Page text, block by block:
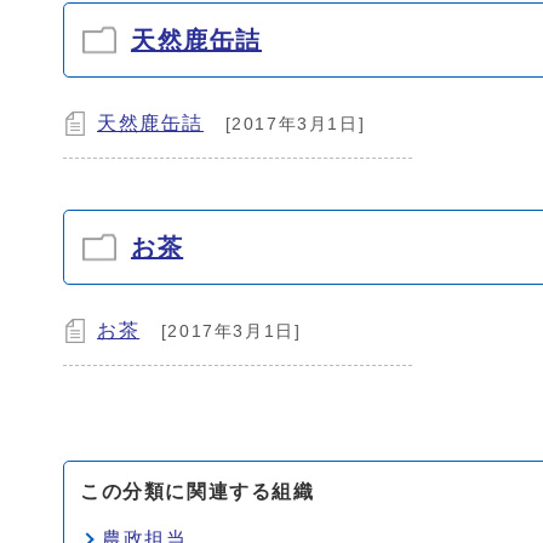
天然鹿缶詰
天然鹿缶詰 [2017年3月1日]
お茶
お茶 [2017年3月1日]
この分類に関連する組織
農政担当